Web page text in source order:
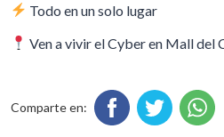
Todo en un solo lugar
Ven a vivir el Cyber en Mall del
Comparte en: